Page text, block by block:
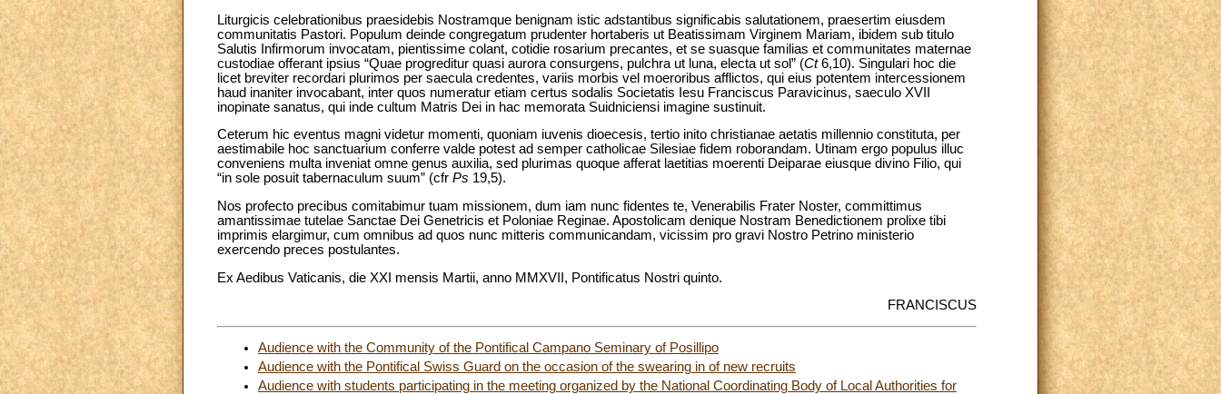
Liturgicis celebrationibus praesidebis Nostramque benignam istic adstantibus significabis salutationem, praesertim eiusdem
communitatis Pastori. Populum deinde congregatum prudenter hortaberis ut Beatissimam Virginem Mariam, ibidem sub titulo
Salutis Infirmorum invocatam, pientissime colant, cotidie rosarium precantes, et se suasque familias et communitates maternae
custodiae offerant ipsius “Quae progreditur quasi aurora consurgens, pulchra ut luna, electa ut sol” (Ct6,10). Singulari hoc die
licet breviter recordari plurimos per saecula credentes, variis morbis vel moeroribus afflictos, qui eius potentem intercessionem
haud inaniter invocabant, inter quos numeratur etiam certus sodalis Societatis Iesu Franciscus Paravicinus, saeculo XVII
inopinate sanatus, qui inde cultum Matris Dei in hac memorata Suidniciensi imagine sustinuit.
Ceterum hic eventus magni videtur momenti, quoniam iuvenis dioecesis, tertio inito christianae aetatis millennio constituta, per
aestimabile hoc sanctuarium conferre valde potest ad semper catholicae Silesiae fidem roborandam. Utinam ergo populus illuc
conveniens multa inveniat omne genus auxilia, sed plurimas quoque afferat laetitias moerenti Deiparae eiusque divino Filio, qui
“in sole posuit tabernaculum suum” (cfr Ps 19,5).
Nos profecto precibus comitabimur tuam missionem, dum iam nunc fidentes te, Venerabilis Frater Noster, committimus
amantissimae tutelae Sanctae Dei Genetricis et Poloniae Reginae. Apostolicam denique Nostram Benedictionem prolixe tibi
imprimis elargimur, cum omnibus ad quos nunc mitteris communicandam, vicissim pro gravi Nostro Petrino ministerio
exercendo preces postulantes.
Ex Aedibus Vaticanis, die XXI mensis Martii, anno MMXVII, Pontificatus Nostri quinto.
FRANCISCUS
Audience with the Community of the Pontifical Campano Seminary of Posillipo
Audience with the Pontifical Swiss Guard on the occasion of the swearing in of new recruits
Audience with students participating in the meeting organized by the National Coordinating Body of Local Authorities for